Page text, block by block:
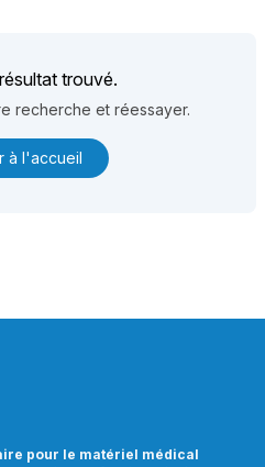
trouvé.
recherche et réessayer.
à l'accueil
pour le matériel médical